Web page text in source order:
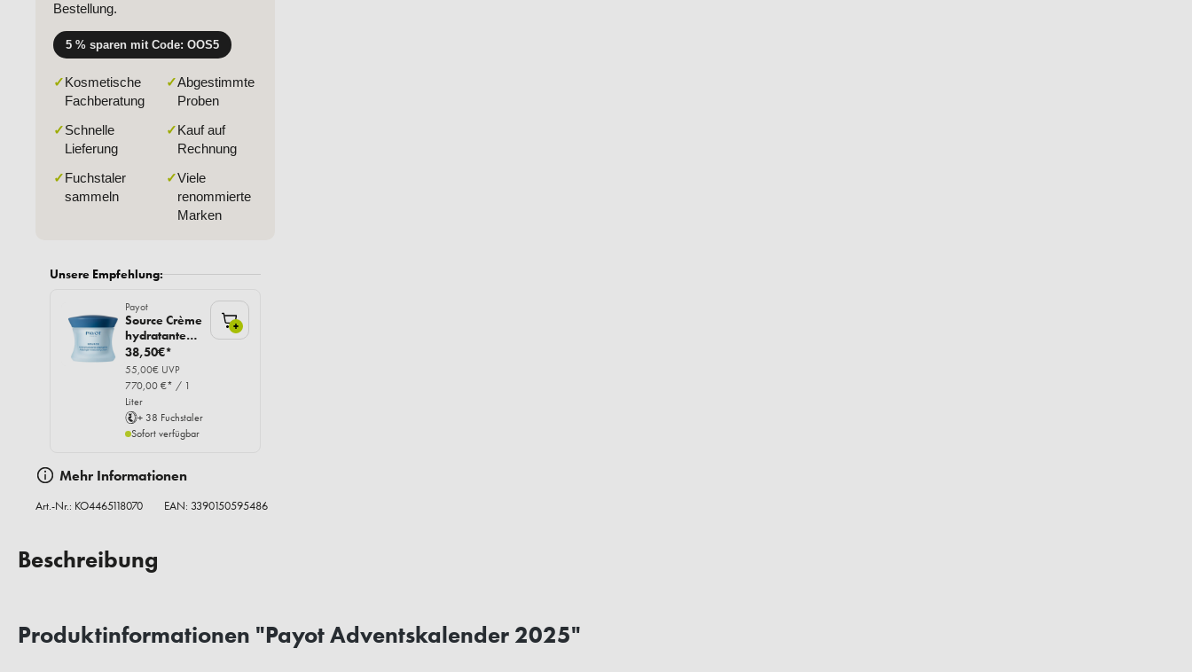
Bestellung.
5 % sparen mit Code: OOS5
✓Kosmetische
Fachberatung
✓Abgestimmte
Proben
✓Schnelle
Lieferung
✓Kauf auf
Rechnung
✓Fuchstaler
sammeln
✓Viele
renommierte
Marken
Unsere Empfehlung:
Payot
Source Crème
hydratante
adaptogene,
50ml
38,50€*
55,00€ UVP
770,00 €* / 1
Liter
+ 38 Fuchstaler
Sofort verfügbar
+
Mehr Informationen
Art.-Nr.: KO4465118070 EAN: 3390150595486
Beschreibung
Produktinformationen "Payot Adventskalender 2025"